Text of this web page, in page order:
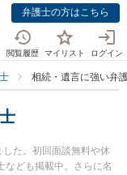
弁護士の方はこちら
閲覧履歴 マイリスト ログイン
相続・遺言に強い弁
た。初回面談無料や休
なども掲載中。さらに名